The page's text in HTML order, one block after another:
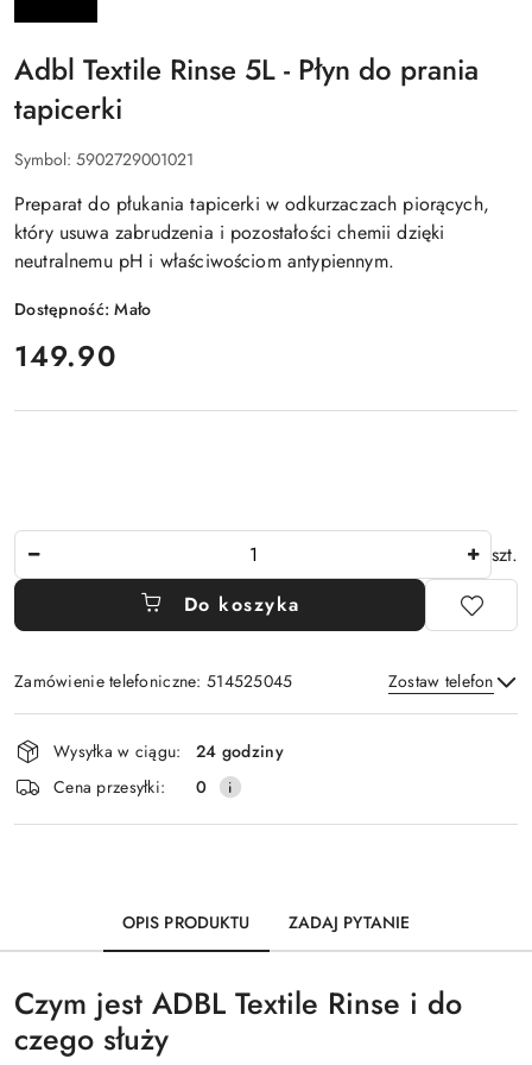
Adbl Textile Rinse 5L - Płyn do prania
tapicerki
Symbol: 5902729001021
Preparat do płukania tapicerki w odkurzaczach piorących,
który usuwa zabrudzenia i pozostałości chemii dzięki
neutralnemu pH i właściwościom antypiennym.
Dostępność:Mało
cena:
149.90
szt.
Do koszyka
Zamówienie telefoniczne: 514525045 Zostaw telefon
Wyślij
Dostępność
i
dostawa
Wysyłka w ciągu:
24 godziny
Cena przesyłki:
0
OPIS PRODUKTU ZADAJ PYTANIE
Czym jest ADBL Textile Rinse i do
czego służy